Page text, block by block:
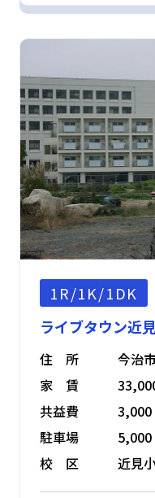
1R/1K/1DK
ライブタウン近
住 所
今治
家 賃
共益費
3,000
駐車場
5,000
校 区
近見